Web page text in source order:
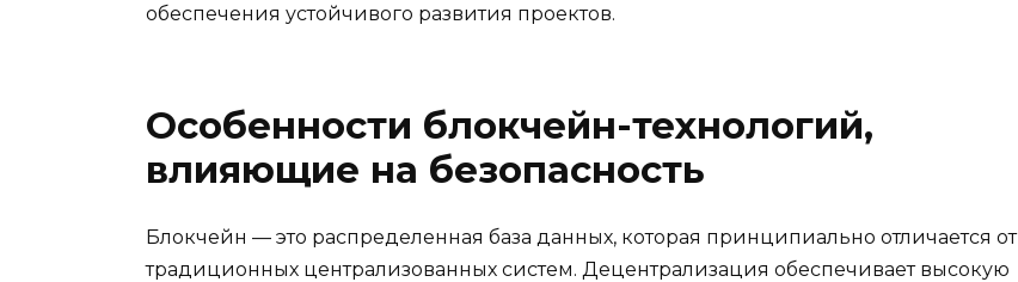
обеспечения устойчивого развития проектов.
Особенности блокчейн-технологий,
влияющие на безопасность
Блокчейн — это распределенная база данных, которая принципиально отличается от
традиционных централизованных систем. Децентрализация обеспечивает высокую